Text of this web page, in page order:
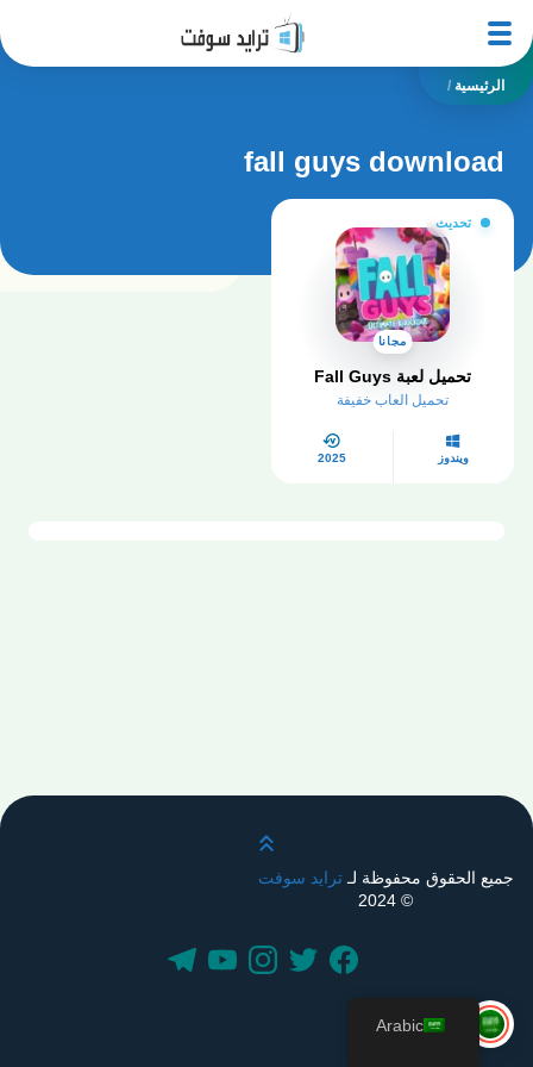
الرئيسية /
fall guys download
تحديث
مجانا
تحميل لعبة Fall Guys
تحميل العاب خفيفة
ويندوز 2025
قم بالتمرير لأعلى
جميع الحقوق محفوظة لـترايد سوفت
© 2024
Arabic